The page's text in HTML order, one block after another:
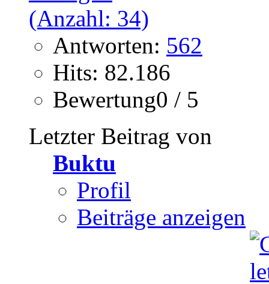
Antworten: 562
Hits: 82.186
Bewertung0 / 5
Letzter Beitrag von
Buktu
Profil
Beiträge anzeigen